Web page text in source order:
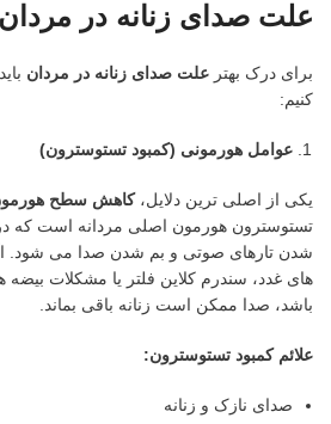
علت صدای زنانه در
برای درک بهتر علت صدای زنانه در مردان
کنیم:
عوامل هورمونی (کمبود تستوسترون)
یکی از اصلی ترین دلایل،کاهش سطح
تستوسترون هورمون اصلی مردانه است که
شدن تارهای صوتی و بم شدن صدا می شود. اگر
های غدد، سندرم کلاین فلتر یا مشکلات
باشد، صدا ممکن است زنانه باقی بماند.
علائم کمبود تستوسترون:
صدای نازک و زنانه